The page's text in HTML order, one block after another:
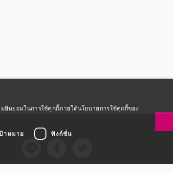
ยินยอมในการใช้คุกกี้ภายใต้นโยบายการใช้คุกกี้ของ
าหมาย ฟังก์ชั่น